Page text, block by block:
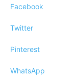
Facebook
Twitter
Pinterest
WhatsApp